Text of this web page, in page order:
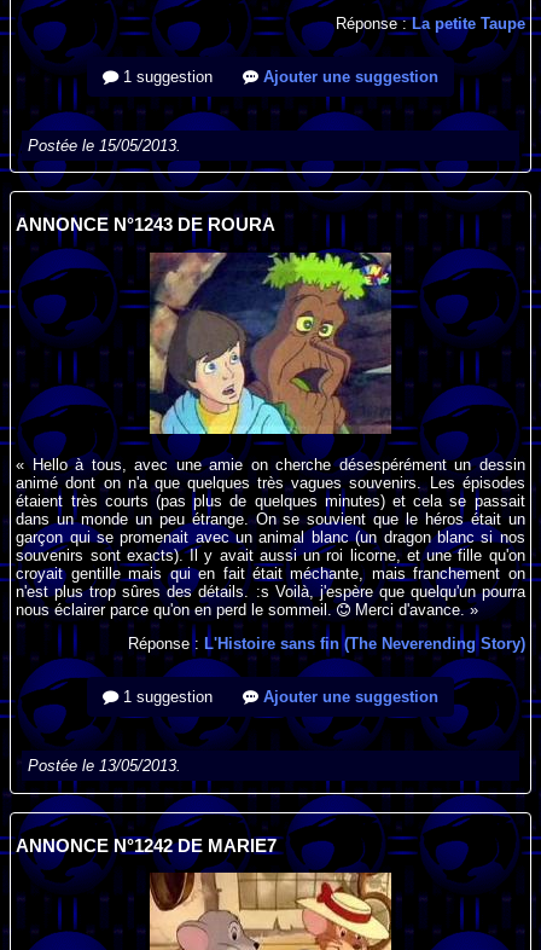
Réponse :La petite Taupe
1 suggestion Ajouter une suggestion
Postée le 15/05/2013.
ANNONCE N°1243 DE ROURA
« Hello à tous, avec une amie on cherche désespérément un dessin
animé dont on n'a que quelques très vagues souvenirs. Les épisodes
étaient très courts (pas plus de quelques minutes) et cela se passait
dans un monde un peu étrange. On se souvient que le héros était un
garçon qui se promenait avec un animal blanc (un dragon blanc si nos
souvenirs sont exacts). Il y avait aussi un roi licorne, et une fille qu'on
croyait gentille mais qui en fait était méchante, mais franchement on
n'est plus trop sûres des détails. :s Voilà, j'espère que quelqu'un pourra
nous éclairer parce qu'on en perd le sommeil.
Merci d'avance. »
Réponse : L'Histoire sans fin (The Neverending Story)
1 suggestion Ajouter une suggestion
Postée le 13/05/2013.
ANNONCE N°1242 DE MARIE7